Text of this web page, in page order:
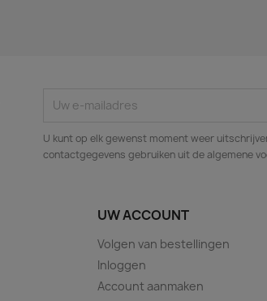
U kunt op elk gewenst moment weer
contactgegevens gebruiken uit de algemene
UW ACCOUNT
Volgen van bestellingen
Inloggen
Account aanmaken